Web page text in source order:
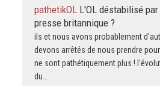
pathetikOL L'OL déstabilisé
presse britannique ?
ils et nous avons probablement
devons arrêtés de nous prendre pour
ne sont pathétiquement plus !
du…